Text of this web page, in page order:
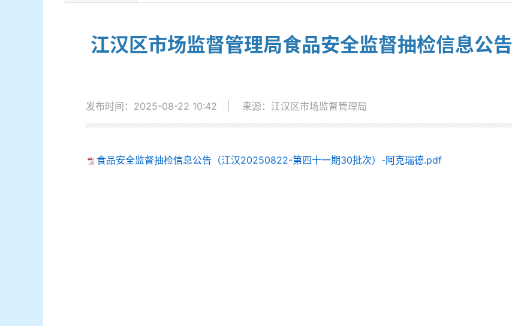
江汉区市场监督管理局食品安全监督抽检信息公
发布时间：2025-08-22 10:42 来源：江汉区市场监督管理局
食品安全监督抽检信息公告（江汉20250822-第四十一期30批次）-阿克瑞德.pdf